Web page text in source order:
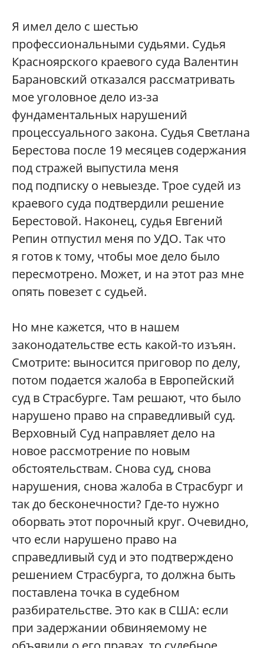
Я имел дело с шестью
профессиональными судьями. Судья
Красноярского краевого суда Валентин
Барановский отказался рассматривать
мое уголовное дело из-за
фундаментальных нарушений
процессуального закона. Судья Светлана
Берестова после 19 месяцев содержания
под стражей выпустила меня
под подписку о невыезде. Трое судей из
краевого суда подтвердили решение
Берестовой. Наконец, судья Евгений
Репин отпустил меня по УДО. Так что
я готов к тому, чтобы мое дело было
пересмотрено. Может, и на этот раз мне
опять повезет с судьей.
Но мне кажется, что в нашем
законодательстве есть какой-то изъян.
Смотрите: выносится приговор по делу,
потом подается жалоба в Европейский
суд в Страсбурге. Там решают, что было
нарушено право на справедливый суд.
Верховный Суд направляет дело на
новое рассмотрение по новым
обстоятельствам. Снова суд, снова
нарушения, снова жалоба в Страсбург и
так до бесконечности? Где-то нужно
оборвать этот порочный круг. Очевидно,
что если нарушено право на
справедливый суд и это подтверждено
решением Страсбурга, то должна быть
поставлена точка в судебном
разбирательстве. Это как в США: если
при задержании обвиняемому не